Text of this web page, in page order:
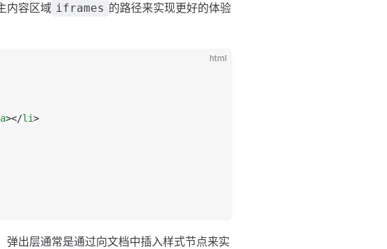
内容区域 iframes 的路径来实现更好的体验
html
a></li>
出层通常是通过向文档中插入样式节点来实